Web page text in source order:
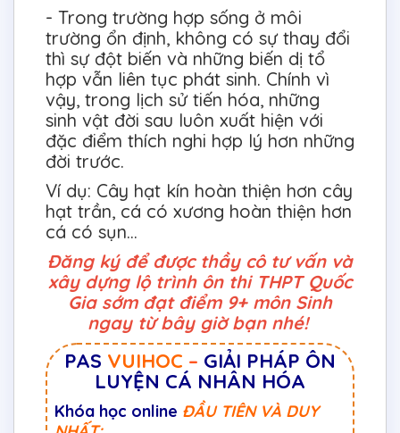
- Trong trường hợp sống ở môi
trường ổn định, không có sự thay đổi
thì sự đột biến và những biến dị tổ
hợp vẫn liên tục phát sinh. Chính vì
vậy, trong lịch sử tiến hóa, những
sinh vật đời sau luôn xuất hiện với
đặc điểm thích nghi hợp lý hơn những
đời trước.
Ví dụ: Cây hạt kín hoàn thiện hơn cây
hạt trần, cá có xương hoàn thiện hơn
cá có sụn...
Đăng ký để được thầy cô tư vấn và
xây dựng lộ trình ôn thi THPT Quốc
Gia sớm đạt điểm 9+ môn Sinh
ngay từ bây giờ bạn nhé!
PAS VUIHOC – GIẢI PHÁP ÔN
LUYỆN CÁ NHÂN HÓA
Khóa học online ĐẦU TIÊN VÀ DUY